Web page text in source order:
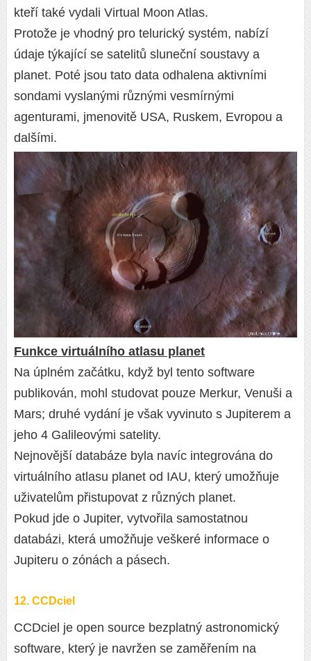
kteří také vydali Virtual Moon Atlas.
Protože je vhodný pro telurický systém, nabízí
údaje týkající se satelitů sluneční soustavy a
planet. Poté jsou tato data odhalena aktivními
sondami vyslanými různými vesmírnými
agenturami, jmenovitě USA, Ruskem, Evropou a
dalšími.
Funkce virtuálního atlasu planet
Na úplném začátku, když byl tento software
publikován, mohl studovat pouze Merkur, Venuši a
Mars; druhé vydání je však vyvinuto s Jupiterem a
jeho 4 Galileovými satelity.
Nejnovější databáze byla navíc integrována do
virtuálního atlasu planet od IAU, který umožňuje
uživatelům přistupovat z různých planet.
Pokud jde o Jupiter, vytvořila samostatnou
databázi, která umožňuje veškeré informace o
Jupiteru o zónách a pásech.
12. CCDciel
CCDciel je open source bezplatný astronomický
software, který je navržen se zaměřením na